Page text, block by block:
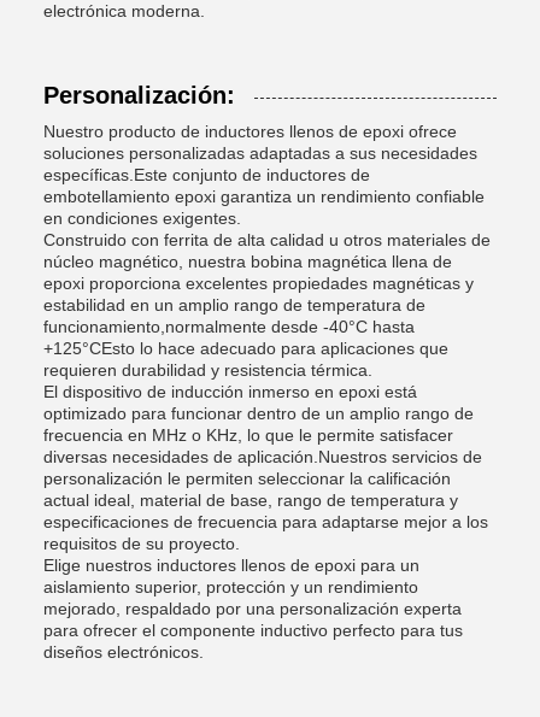
electrónica moderna.
Personalización:
Nuestro producto de inductores llenos de epoxi ofrece
soluciones personalizadas adaptadas a sus necesidades
específicas.Este conjunto de inductores de
embotellamiento epoxi garantiza un rendimiento confiable
en condiciones exigentes.
Construido con ferrita de alta calidad u otros materiales de
núcleo magnético, nuestra bobina magnética llena de
epoxi proporciona excelentes propiedades magnéticas y
estabilidad en un amplio rango de temperatura de
funcionamiento,normalmente desde -40°C hasta
+125°CEsto lo hace adecuado para aplicaciones que
requieren durabilidad y resistencia térmica.
El dispositivo de inducción inmerso en epoxi está
optimizado para funcionar dentro de un amplio rango de
frecuencia en MHz o KHz, lo que le permite satisfacer
diversas necesidades de aplicación.Nuestros servicios de
personalización le permiten seleccionar la calificación
actual ideal, material de base, rango de temperatura y
especificaciones de frecuencia para adaptarse mejor a los
requisitos de su proyecto.
Elige nuestros inductores llenos de epoxi para un
aislamiento superior, protección y un rendimiento
mejorado, respaldado por una personalización experta
para ofrecer el componente inductivo perfecto para tus
diseños electrónicos.